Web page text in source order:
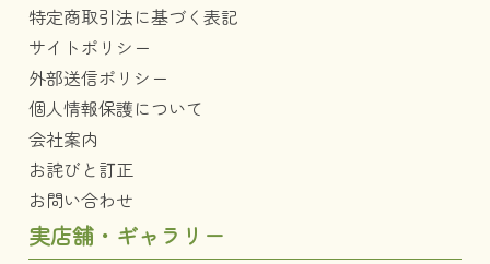
特定商取引法に基づく表記
サイトポリシー
外部送信ポリシー
個人情報保護について
会社案内
お詫びと訂正
お問い合わせ
実店舗・ギャラリー